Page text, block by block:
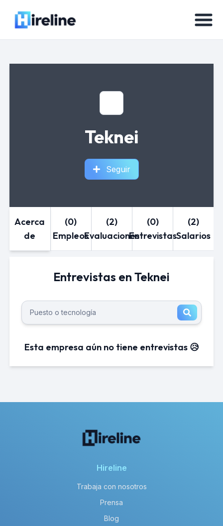
Teknei
Seguir
Acerca
de
(0)
Empleos
(2)
Evaluaciones
(0)
Entrevistas
(2)
Salarios
Entrevistas en Teknei
Esta empresa aún no tiene entrevistas 😥
Hireline
Trabaja con nosotros
Prensa
Blog